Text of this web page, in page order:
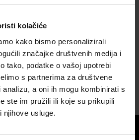
kolačiće
kako bismo personalizirali
značajke društvenih medija i
tako, podatke o vašoj upotrebi
s partnerima za društvene
analizu, a oni ih mogu kombinirati s
ste im pružili ili koje su prikupili
njihove usluge.
roditeljstva
optimizam
za optimizam
biti puni samopouzdanja.S
rad na sebi nije nimalo lagan
bismo uzeli više toga na
bismo mogli odustati od
Konkretno pokušajte
npr. upoznavanja kolega